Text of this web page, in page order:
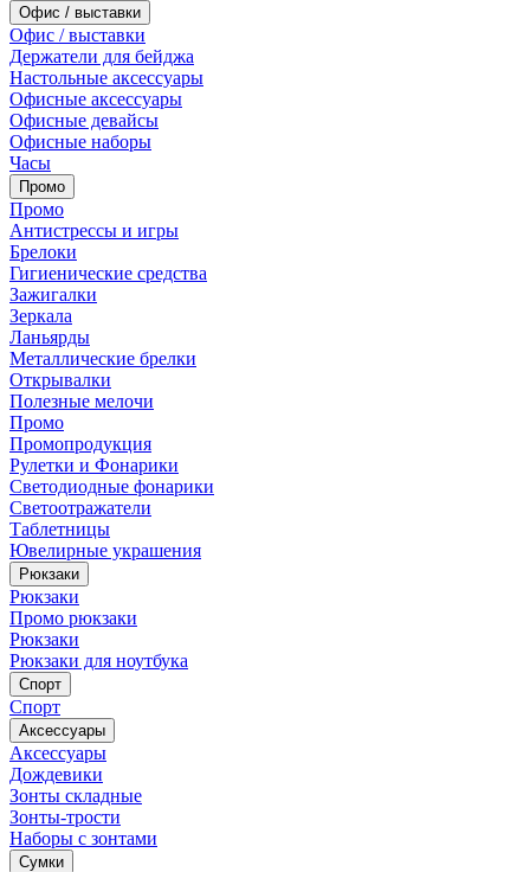
Офис / выставки
Офис / выставки
Держатели для бейджа
Настольные аксессуары
Офисные аксессуары
Офисные девайсы
Офисные наборы
Часы
Промо
Промо
Антистрессы и игры
Брелоки
Гигиенические средства
Зажигалки
Зеркала
Ланьярды
Металлические брелки
Открывалки
Полезные мелочи
Промо
Промопродукция
Рулетки и Фонарики
Светодиодные фонарики
Светоотражатели
Таблетницы
Ювелирные украшения
Рюкзаки
Рюкзаки
Промо рюкзаки
Рюкзаки
Рюкзаки для ноутбука
Спорт
Спорт
Аксессуары
Аксессуары
Дождевики
Зонты складные
Зонты-трости
Наборы с зонтами
Сумки